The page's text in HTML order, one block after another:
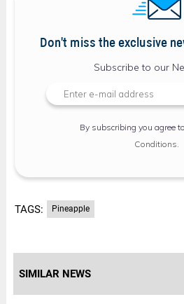
Don't miss the exclusive
Subscribe to our
By subscribing you agree
Conditions
TAGS: Pineapple
SIMILAR NEWS